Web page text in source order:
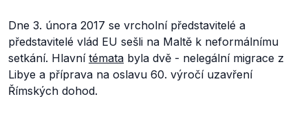
Dne 3. února 2017 se vrcholní představitelé a
představitelé vlád EU sešli na Maltě k neformálnímu
setkání. Hlavní témata byla dvě - nelegální migrace z
Libye a příprava na oslavu 60. výročí uzavření
Římských dohod.